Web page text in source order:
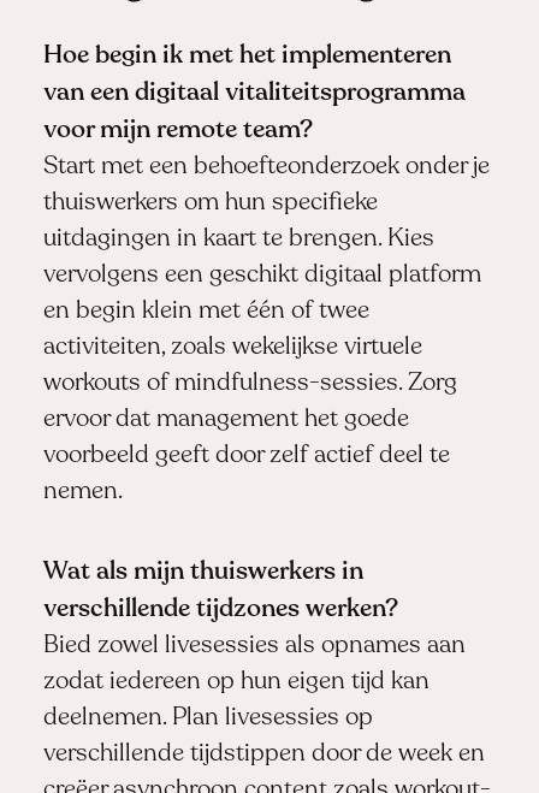
Hoe begin ik met het implementeren
van een digitaal vitaliteitsprogramma
voor mijn remote team?
Start met een behoefteonderzoek onder je
thuiswerkers om hun specifieke
uitdagingen in kaart te brengen. Kies
vervolgens een geschikt digitaal platform
en begin klein met één of twee
activiteiten, zoals wekelijkse virtuele
workouts of mindfulness-sessies. Zorg
ervoor dat management het goede
voorbeeld geeft door zelf actief deel te
nemen.
Wat als mijn thuiswerkers in
verschillende tijdzones werken?
Bied zowel livesessies als opnames aan
zodat iedereen op hun eigen tijd kan
deelnemen. Plan livesessies op
verschillende tijdstippen door de week en